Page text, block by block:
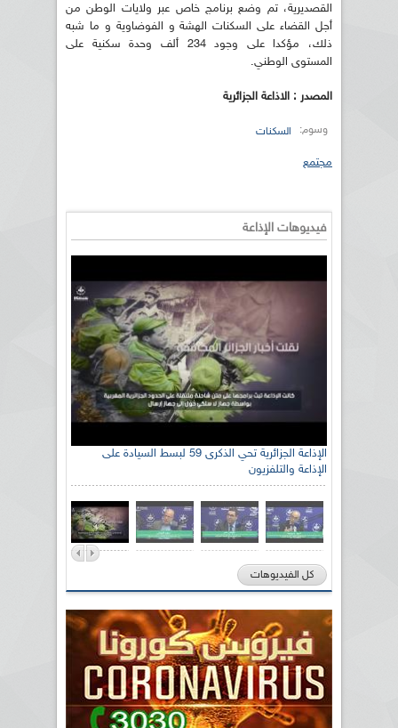
القصديرية، تم وضع برنامج خاص عبر ولايات الوطن من
أجل القضاء على السكنات الهشة و الفوضاوية و ما شبه
ذلك، مؤكدا على وجود 234 ألف وحدة سكنية على
المستوى الوطني.
المصدر : الاذاعة الجزائرية
وسوم: السكنات
مجتمع
فيديوهات الإذاعة
الإذاعة الجزائرية تحي الذكرى 59 لبسط السيادة على
الإذاعة والتلفزيون
كل الفيديوهات